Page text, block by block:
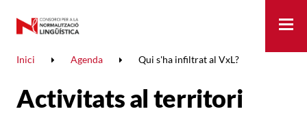
Inici Agenda Qui s'ha infiltrat al VxL?
Activitats al territori